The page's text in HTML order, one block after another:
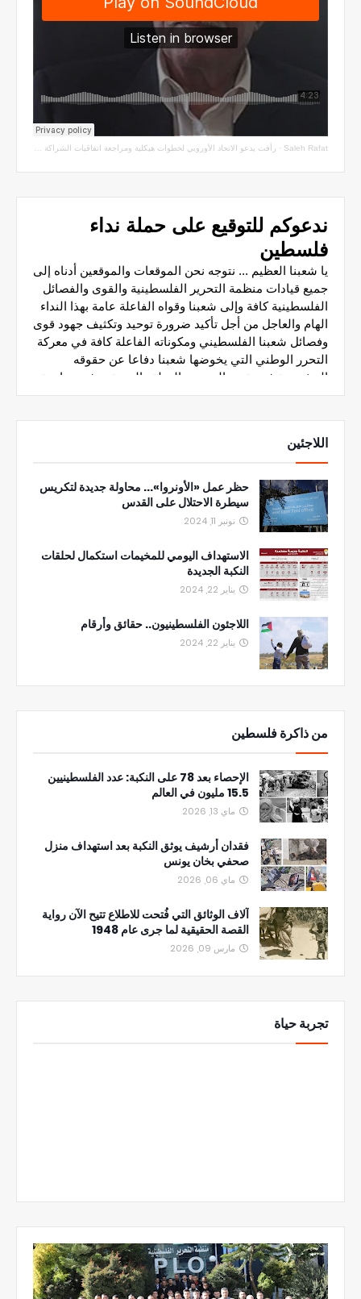
Saleh Rafat
· رأفت يدعو الاتحاد الأوروبي لخطوات هيكلية ومراجعة اتفاقيات الشراكة مع سلطة الاحتلال
اللاجئين
حظر عمل «الأونروا»... محاولة جديدة لتكريس
سيطرة الاحتلال على القدس
نونبر 11, 2024
الاستهداف اليومي للمخيمات استكمال لحلقات
النكبة الجديدة
يناير 22, 2024
اللاجئون الفلسطينيون.. حقائق وأرقام
يناير 22, 2024
من ذاكرة فلسطين
الإحصاء بعد 78 على النكبة: عدد الفلسطينيين
15.5 مليون في العالم
ماي 13, 2026
فقدان أرشيف يوثق النكبة بعد استهداف منزل
صحفي بخان يونس
ماي 06, 2026
آلاف الوثائق التي فُتحت للاطلاع تتيح الآن رواية
القصة الحقيقية لما جرى عام 1948
مارس 09, 2026
تجربة حياة